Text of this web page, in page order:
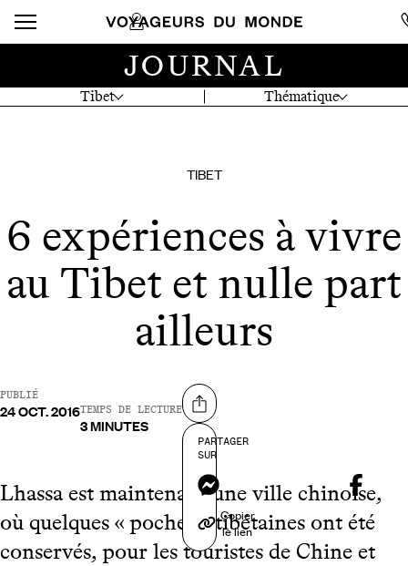
Tibet Thématique
JOURNAL
TIBET
6 expériences à vivre
au Tibet et nulle part
ailleurs
PUBLIÉ
24 OCT. 2016TEMPS DE LECTURE
3 MINUTES
Partager sur
PARTAGER
SUR
Messenger
Copier
le lien
Lhassa est maintenant une ville chinoise,
où quelques « poches » tibétaines ont été
conservés, pour les touristes de Chine et